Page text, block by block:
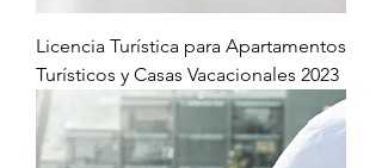
Licencia Turística para Apartamentos
Turísticos y Casas Vacacionales 2023